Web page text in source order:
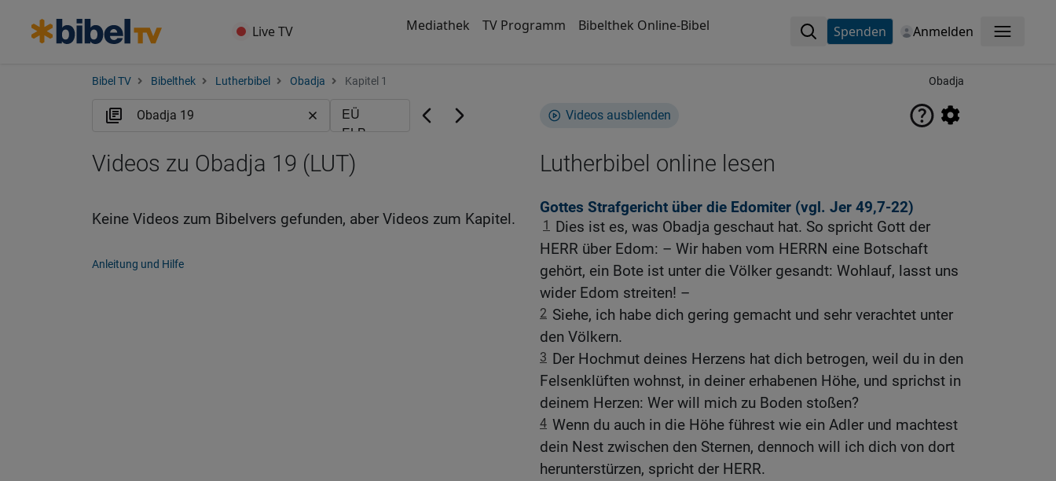
Live TV Mediathek TV Programm Bibelthek Online-Bibel Spenden Anmelden Menü
Bibel TV Bibelthek Lutherbibel Obadja Kapitel 1 Obadja
Videos ausblenden
Lutherbibel online lesen
Gottes Strafgericht über die Edomiter (vgl. Jer 49,7-22)
1
Dies ist es, was Obadja geschaut hat. So spricht Gott der
HERR über Edom: – Wir haben vom HERRN eine Botschaft
gehört, ein Bote ist unter die Völker gesandt: Wohlauf, lasst uns
wider Edom streiten! –
2 Siehe, ich habe dich gering gemacht und sehr verachtet unter
den Völkern.
3 Der Hochmut deines Herzens hat dich betrogen, weil du in den
Felsenklüften wohnst, in deiner erhabenen Höhe, und sprichst in
deinem Herzen: Wer will mich zu Boden stoßen?
4 Wenn du auch in die Höhe führest wie ein Adler und machtest
dein Nest zwischen den Sternen, dennoch will ich dich von dort
herunterstürzen, spricht der HERR.
Videos zu Obadja 19 (LUT)
Keine Videos zum Bibelvers gefunden, aber Videos zum Kapitel.
Anleitung und Hilfe